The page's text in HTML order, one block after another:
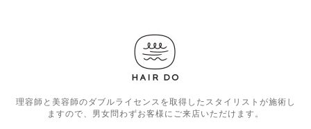
理容師と美容師のダブルライセンスを取得したスタイリストが施術し
ますので、男女問わずお客様にご来店いただけます。